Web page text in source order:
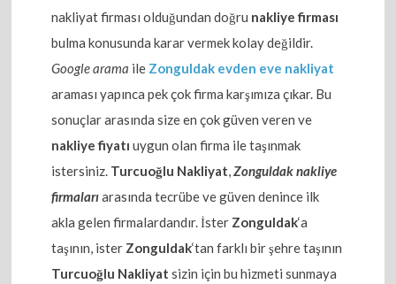
nakliyat firması olduğundan doğru nakliye firması
bulma konusunda karar vermek kolay değildir.
Google arama ile Zonguldak evden eve nakliyat
araması yapınca pek çok firma karşımıza çıkar. Bu
sonuçlar arasında size en çok güven veren ve
nakliye fiyatı uygun olan firma ile taşınmak
istersiniz. Turcuoğlu Nakliyat,Zonguldak nakliye
firmalarıarasında tecrübe ve güven denince ilk
akla gelen firmalardandır. İster Zonguldak‘a
taşının, ister Zonguldak‘tan farklı bir şehre taşının
Turcuoğlu Nakliyat sizin için bu hizmeti sunmaya